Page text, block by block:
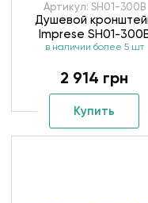
Артикул: SH01-300B
Душевой
Imprese SH01-
в наличии более 5 шт
2 914 грн
Купить